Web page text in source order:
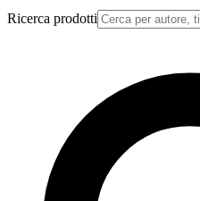
Ricerca prodotti